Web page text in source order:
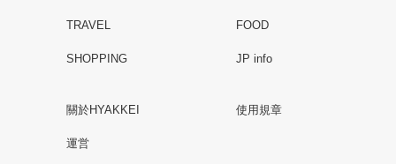
TRAVEL FOOD
SHOPPING JP info
關於HYAKKEI 使用規章
運営